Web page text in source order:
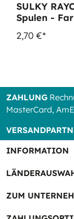
SULKY
2,70 €*
ZAHLUNG
MasterCard,
INFORMATION
ZUM